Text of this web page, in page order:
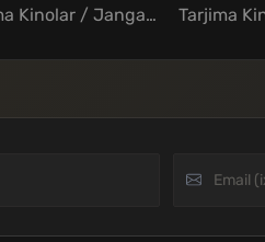
Tarjima Kinolar / Jangari / Triller / Xorij Kinolar Uzbek Tilida